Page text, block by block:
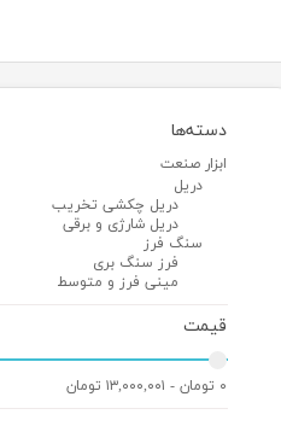
دسته‌ها
ابزار صنعت
دریل
دریل چکشی تخریب
دریل شارژی و برقی
سنگ فرز
فرز سنگ بری
مینی فرز و متوسط
قیمت
۰ تومان - ۱۳,۰۰۰,۰۰۱ تومان